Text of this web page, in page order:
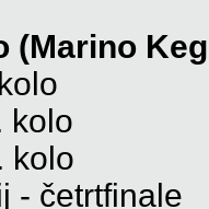
(Marino
kolo
kolo
- četrtfinale